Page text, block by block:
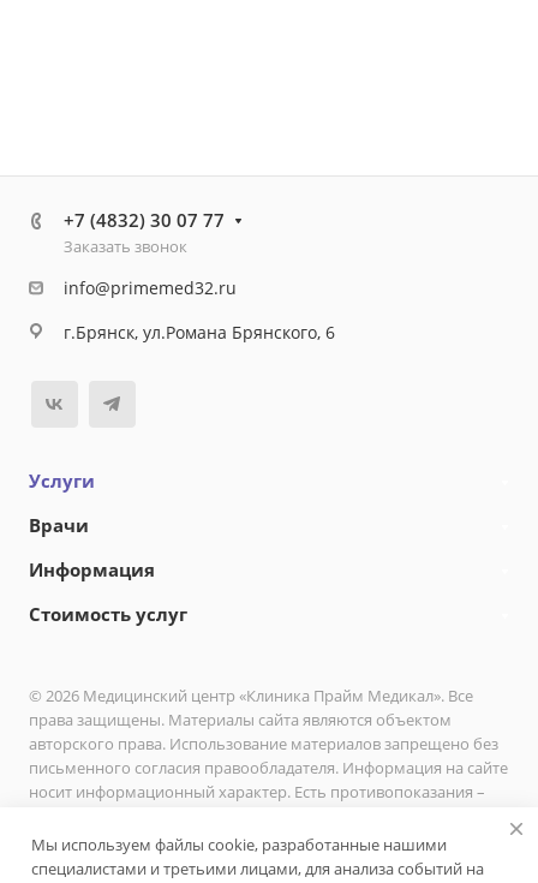
+7 (4832) 30 07 77
Заказать звонок
info@primemed32.ru
г.Брянск, ул.Романа Брянского, 6
Услуги
Врачи
Информация
Стоимость услуг
© 2026 Медицинский центр «Клиника Прайм Медикал». Все
права защищены. Материалы сайта являются объектом
авторского права. Использование материалов запрещено без
письменного согласия правообладателя. Информация на сайте
носит информационный характер. Есть противопоказания –
Политика в отношении обработки персональных данных
Мы используем файлы cookie, разработанные нашими
специалистами и третьими лицами, для анализа событий на